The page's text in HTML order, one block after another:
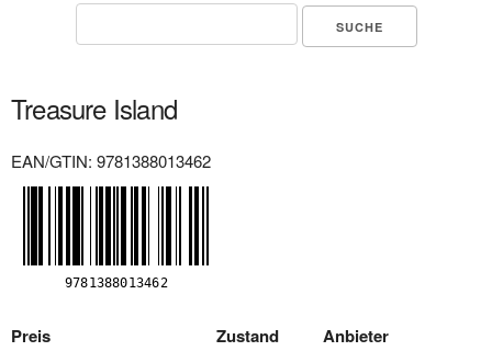
Treasure Island
EAN/GTIN: 9781388013462
Preis Zustand
Anbieter